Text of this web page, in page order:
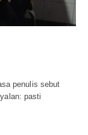
penulis sebut
pasti